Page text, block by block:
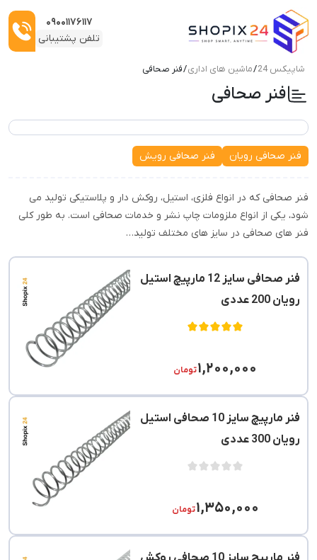
۰۹۰۰۱۱۷۶۱۱۷
تلفن پشتیبانی
شاپیکس 24 /ماشین های اداری/ فنر صحافی
فنر صحافی
فنر صحافی رویان فنر صحافی رویش
فنر صحافی که در انواع فلزی، استیل، روکش دار و پلاستیکی تولید می
شود، یکی از انواع ملزومات چاپ نشر و خدمات صحافی است. به طور کلی
فنر های صحافی در سایز های مختلف تولید…
فنر صحافی سایز 12 مارپیچ استیل
رویان 200 عددی
۱,۲۰۰,۰۰۰تومان
فنر مارپیچ سایز 10 صحافی استیل
رویان 300 عددی
۱,۳۵۰,۰۰۰تومان